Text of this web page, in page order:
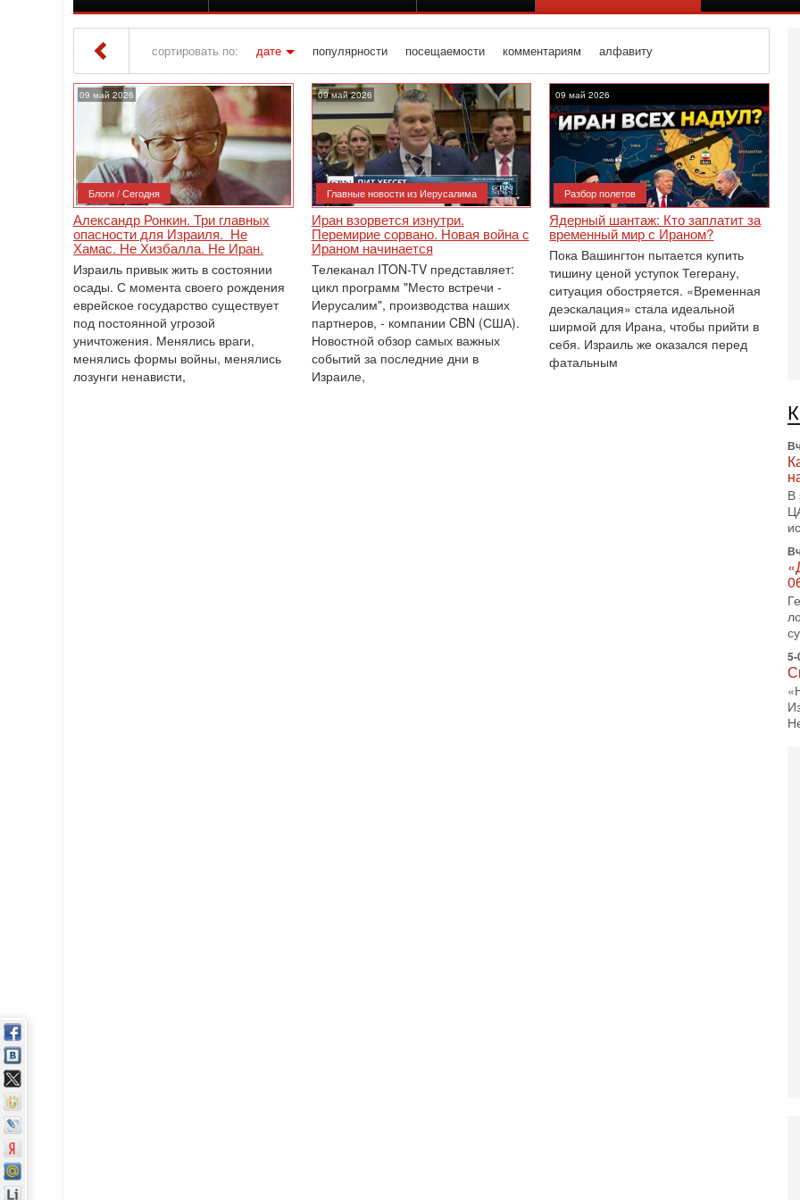
сортировать по: дате популярности посещаемости комментариям алфавиту
Iton TV» Материалы за 09.05.2026
09 май 2026
Блоги / Сегодня
Александр Ронкин. Три главных
опасности для Израиля. Не
Хамас. Не Хизбалла. Не Иран.
Израиль привык жить в состоянии
осады. С момента своего рождения
еврейское государство существует
под постоянной угрозой
уничтожения. Менялись враги,
менялись формы войны, менялись
лозунги ненависти,
09 май 2026
Главные новости из Иерусалима
Иран взорвется изнутри.
Перемирие сорвано. Новая война с
Ираном начинается
Телеканал ITON-TV представляет:
цикл программ "Место встречи -
Иерусалим", производства наших
партнеров, - компании CBN (США).
Новостной обзор самых важных
событий за последние дни в
Израиле,
09 май 2026
Разбор полетов
Ядерный шантаж: Кто заплатит за
временный мир с Ираном?
Пока Вашингтон пытается купить
тишину ценой уступок Тегерану,
ситуация обостряется. «Временная
деэскалация» стала идеальной
ширмой для Ирана, чтобы прийти в
себя. Израиль же оказался перед
фатальным
В
5-